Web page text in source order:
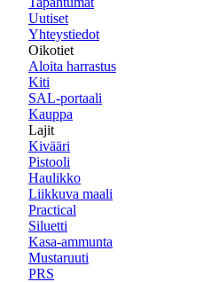
Uutiset
Yhteystiedot
Oikotiet
Aloita harrastus
Kiti
SAL-portaali
Kauppa
Lajit
Kivääri
Pistooli
Haulikko
Liikkuva maali
Practical
Siluetti
Kasa-ammunta
Mustaruuti
PRS